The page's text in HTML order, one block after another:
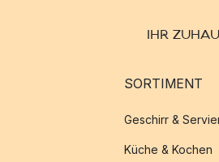
IHR
SORTIMENT
Geschirr &
Küche & Kochen